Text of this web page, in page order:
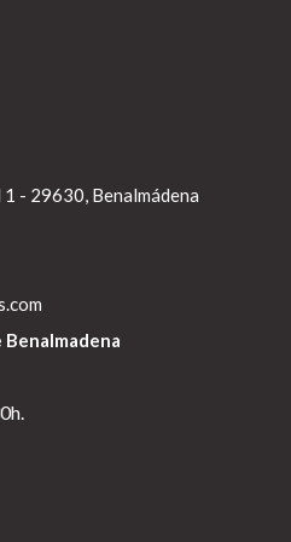
- 29630, Benalmádena
Benalmadena